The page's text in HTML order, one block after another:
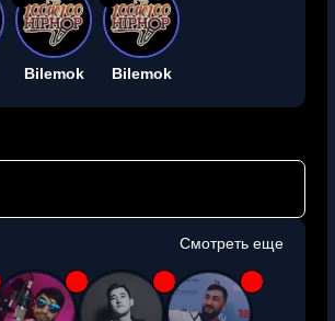
Bilemok Bilemok
Смотреть еще